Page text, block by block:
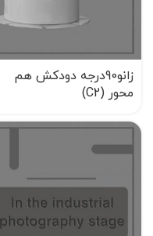
زانو90درجه دودکش هم
محور (C2)